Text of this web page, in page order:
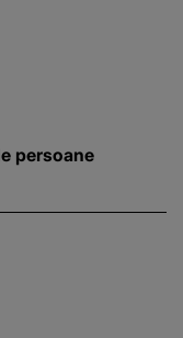
persoane